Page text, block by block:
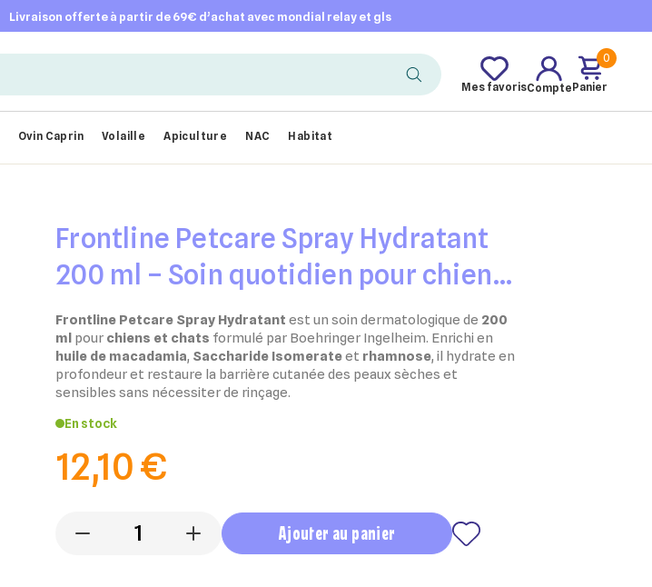
livraison offerte à partir de 69€ d’achat avec mondial relay et gls
Mes favorisCompte
0
Panier
Ovin Caprin Volaille Apiculture NAC Habitat
Frontline Petcare Spray Hydratant
200 ml – Soin quotidien pour chiens
et chats
Frontline Petcare Spray Hydratant est un soin dermatologique de 200
ml pour chiens et chats formulé par Boehringer Ingelheim. Enrichi en
huile de macadamia, Saccharide Isomerateet rhamnose, il hydrate en
profondeur et restaure la barrière cutanée des peaux sèches et
sensibles sans nécessiter de rinçage.
En stock
12,10 €
- + Ajouter au panier